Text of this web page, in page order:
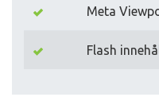
Meta
Flash